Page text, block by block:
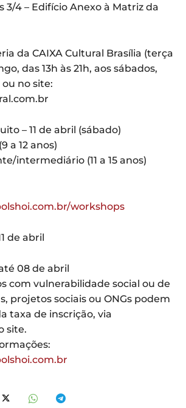
3/4 – Edifício Anexo à Matriz da
da CAIXA Cultural Brasília (terça
das 13h às 21h, aos sábados,
ou no site:
– 11 de abril (sábado)
a 12 anos)
intermediário (11 a 15 anos)
workshops
de abril
08 de abril
com vulnerabilidade social ou de
projetos sociais ou ONGs podem
taxa de inscrição, via
site.